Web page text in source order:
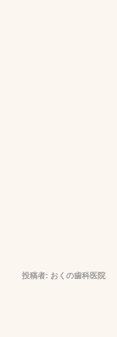
投稿者: おくの歯科医院